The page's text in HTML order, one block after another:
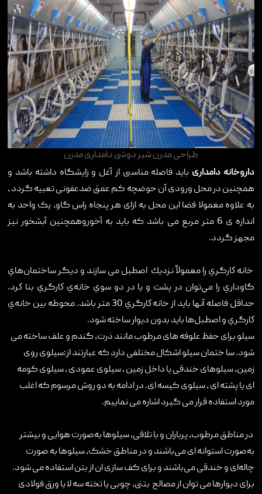
طراحی مدرن شیر دوشی دامداری مدرن
داروخانه دامداری باید فاصله مناسبی از آغل و زایشگاه داشته باشد و
همچنین در محل ورودی آن حوضچه کم عمق ضدعفونی تعبیه گردد ،
به علاوه معمولا فضا این محل به ازای هر پنجاه راس گاو، یک واحد به
اندازه ی 6 متر مربع می باشد که باید به آخوروهمچنین آبشخور نیز
مجهز گردد.
خانه كارگري را معمولاً نزديك اصطبل می سازند و ديگر ساختمان‌هاي
گاوداري را مي‌توان در پشت و يا در دو سوي خانه‌ي كارگري بنا كرد.
حداقل فاصله آنها بايد از خانه كارگري 30 متر باشد. محوطه بين خانه‌ي
كارگري و اصطبل‌ها بايد بدون ديوار ساخته شود.
سیلو برای حفظ علوفه های مرطوب مانند ذرت، گندم و علف ساخته می
شود. سا ختمان سیلو اشکال مختلفی دارد که عبارتند از:سیلوی روی
زمین‌‌‌، سیلوهای خندقی یا داخل زمین ، سیلوی عمودی ، سیلوی کومه
ای یا پشته ای ، سیلوی کیسه ای. در ادامه به دو روش مرسوم که اغلب
مورد استفاده قرار می گیرد اشاره می نماییم.
در مناطق مرطوب، پرباران و با تلاقی، سیلو‌ها به‌صورت هوایی و بیشتر
به‌صورت استوانه ای می‌باشند و در مناطق خشک، سیلوها به‌ صورت
چاله‌ای و خندقی می‌باشند و برای کف سازی ان از بتن استفاده می شود.
برای دیوارها می توان از مصالح بتنی، چوبی یا تخته سه لا یا ورق فولادی